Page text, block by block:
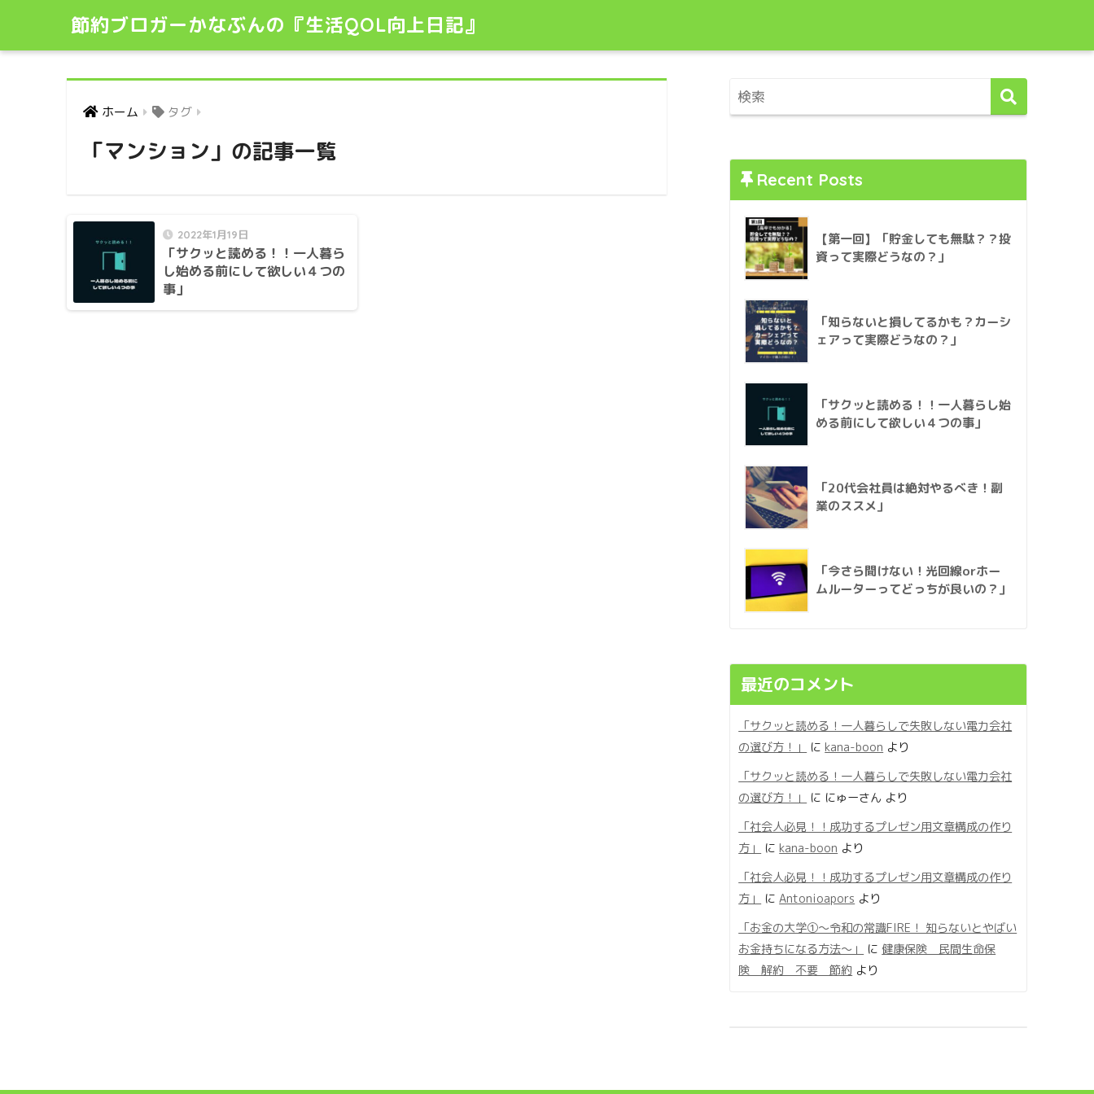
節約ブロガーかなぶんの『生活QOL向上日記』
ホーム タグ
「マンション」の記事一覧
2022年1月19日
「サクッと読める！！一人暮ら
し始める前にして欲しい４つの
事」
Recent Posts
【第一回】「貯金しても無駄？？投
資って実際どうなの？」
「知らないと損してるかも？カーシ
ェアって実際どうなの？」
「サクッと読める！！一人暮らし始
める前にして欲しい４つの事」
「20代会社員は絶対やるべき！副
業のススメ」
「今さら聞けない！光回線orホー
ムルーターってどっちが良いの？」
最近のコメント
「サクッと読める！一人暮らしで失敗しない電力会社
の選び方！」
に kana-boon より
「サクッと読める！一人暮らしで失敗しない電力会社
の選び方！」
に にゅーさん より
「社会人必見！！成功するプレゼン用文章構成の作り
方」
に kana-boon より
「社会人必見！！成功するプレゼン用文章構成の作り
方」
にAntonioapors より
「お金の大学①〜令和の常識FIRE！ 知らないとやばい
お金持ちになる方法〜」
に 健康保険 民間生命保
険 解約 不要 節約 より